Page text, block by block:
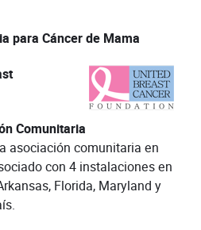
para Cáncer de Mama
Comunitaria
asociación comunitaria en
con 4 instalaciones en
Florida, Maryland y